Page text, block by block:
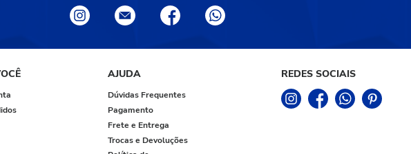
AJUDA
Dúvidas Frequentes
Pagamento
Frete e Entrega
Trocas e Devoluções
REDES SOCIAIS